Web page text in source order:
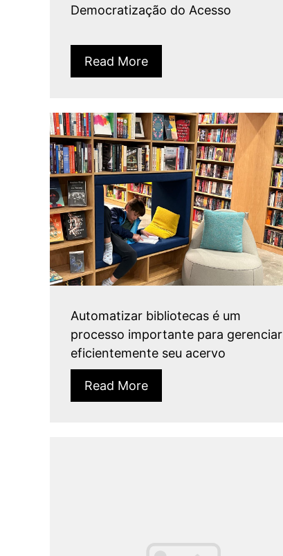
Democratização do Acesso
Read More
Automatizar bibliotecas é um
processo importante para gerenciar
eficientemente seu acervo
Read More